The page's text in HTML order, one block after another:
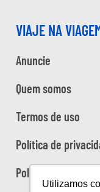
Utilizamos
VIAJE NA
Anuncie
Quem somos
Termos de uso
Política de
Política de cookies